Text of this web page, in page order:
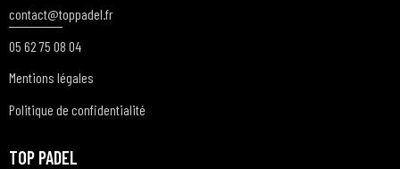
contact@toppadel.fr
05 62 75 08 04
Mentions légales
Politique de confidentialité
TOP PADEL